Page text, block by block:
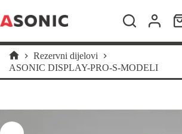
na
sadržaj
Početna
stranica
Rezervni dijelovi
ASONIC DISPLAY-PRO-S-MODELI